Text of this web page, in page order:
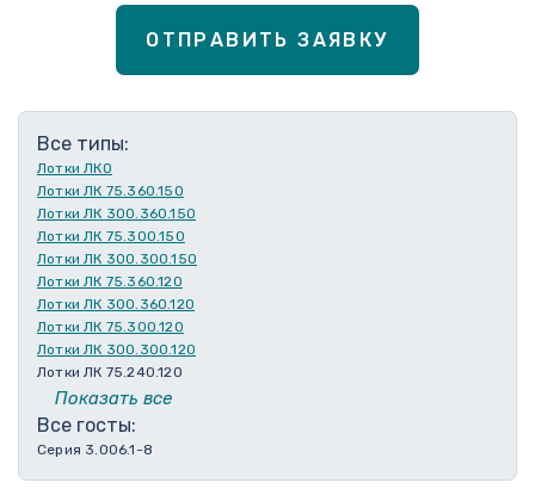
ОТПРАВИТЬ ЗАЯВКУ
Все типы:
Лотки ЛКО
Лотки ЛК 75.360.150
Лотки ЛК 300.360.150
Лотки ЛК 75.300.150
Лотки ЛК 300.300.150
Лотки ЛК 75.360.120
Лотки ЛК 300.360.120
Лотки ЛК 75.300.120
Лотки ЛК 300.300.120
Лотки ЛК 75.240.120
Лотки ЛК 300.240.120
Лотки ЛК 75.210.120
Лотки ЛК 300.180.120
Показать все
Все госты:
Серия 3.006.1-8